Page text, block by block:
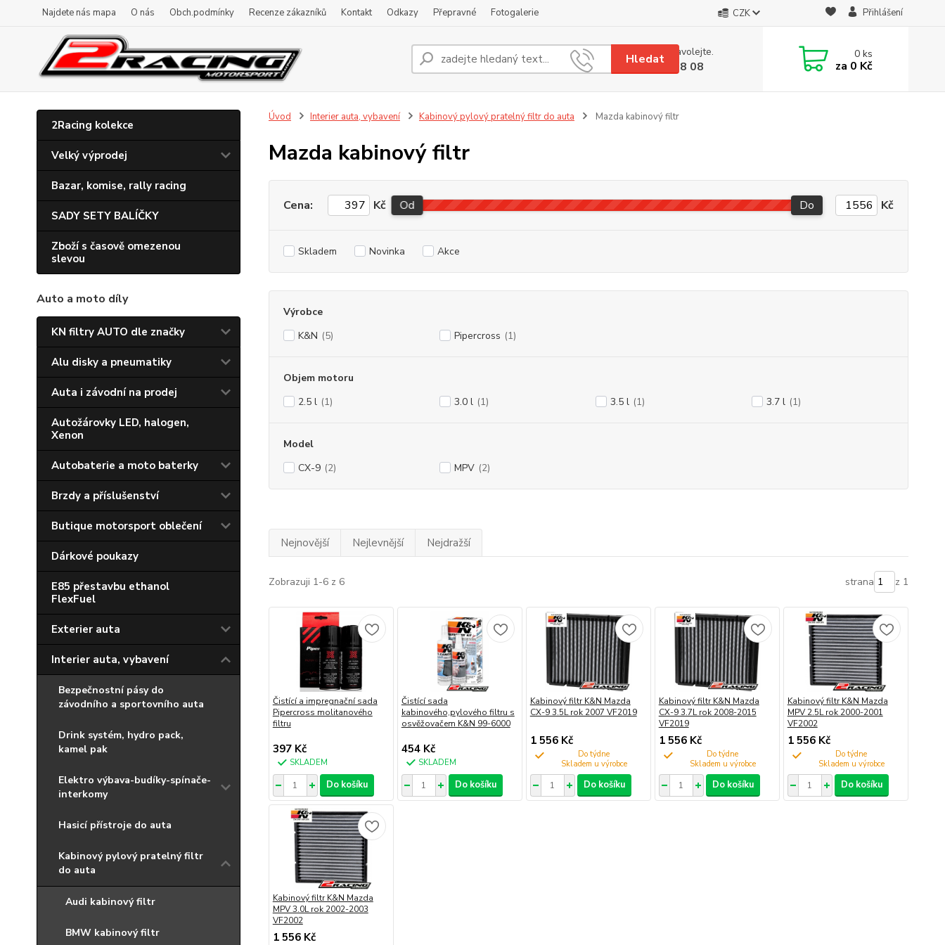
Najdete nás mapa O nás Obch.podmínky Recenze zákazníků Kontakt Odkazy Přepravné Fotogalerie CZK Přihlášení
Hledat
Nevíte si rady? Zavolejte.
+420 608 08 18 08
0ks
za 0 Kč
2Racing kolekce
Velký výprodej
Bazar, komise, rally racing
SADY SETY BALÍČKY
Zboží s časově omezenou
slevou
Auto a moto díly
KN filtry AUTO dle značky
Alu disky a pneumatiky
Auta i závodní na prodej
Autožárovky LED, halogen,
Xenon
Autobaterie a moto baterky
Brzdy a příslušenství
Butique motorsport oblečení
Dárkové poukazy
E85 přestavbu ethanol
FlexFuel
Exterier auta
Interier auta, vybavení
Bezpečnostní pásy do
závodního a sportovního auta
Drink systém, hydro pack,
kamel pak
Elektro výbava-budíky-spínače-
interkomy
Hasicí přístroje do auta
Kabinový pylový pratelný filtr
do auta
Audi kabinový filtr
BMW kabinový filtr
Úvod Interier auta, vybavení Kabinový pylový pratelný filtr do auta Mazda kabinový filtr
Mazda kabinový filtr
Cena: Kč Od Do Kč
Skladem Novinka Akce
Výrobce
K&N (5) Pipercross (1)
Objem motoru
2.5 l (1) 3.0 l (1) 3.5 l (1) 3.7 l (1)
Model
CX-9 (2) MPV (2)
Nejnovější Nejlevnější Nejdražší
Zobrazuji 1-6 z 6 strana z 1
Čistící a impregnační sada
Pipercross molitanového
filtru
397 Kč
SKLADEM
Do košíku
Čistící sada
kabinového,pylového filtru s
osvěžovačem K&N 99-6000
454 Kč
SKLADEM
Do košíku
Kabinový filtr K&N Mazda
CX-9 3.5L rok 2007 VF2019
1 556 Kč
Do týdne
Do košíku
Kabinový filtr K&N Mazda
CX-9 3.7L rok 2008-2015
VF2019
1 556 Kč
Do týdne
Do košíku
Kabinový filtr K&N Mazda
MPV 2.5L rok 2000-2001
VF2002
1 556 Kč
Do týdne
Do košíku
Kabinový filtr K&N Mazda
MPV 3.0L rok 2002-2003
VF2002
1 556 Kč